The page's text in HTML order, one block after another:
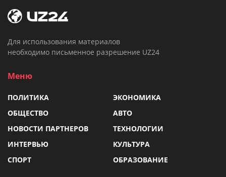
Для использования материалов
необходимо письменное разрешение UZ24
Меню
ПОЛИТИКА
ЭКОНОМИКА
ОБЩЕСТВО
АВТО
НОВОСТИ ПАРТНЕРОВ
ТЕХНОЛОГИИ
ИНТЕРВЬЮ
КУЛЬТУРА
СПОРТ
ОБРАЗОВАНИЕ